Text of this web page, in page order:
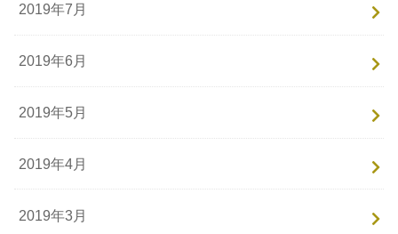
2019年7月
2019年6月
2019年5月
2019年4月
2019年3月